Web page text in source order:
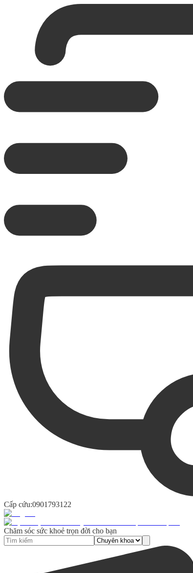
Cấp cứu:0901793122
Chăm sóc sức khoẻ trọn đời cho bạn